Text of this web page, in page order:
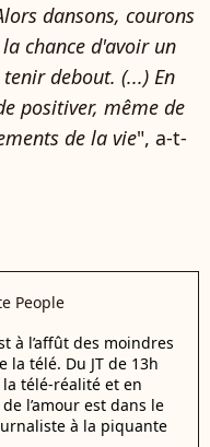
dansons, courons
chance d'avoir un
debout. (...) En
positiver, même de
de la vie", a-t-
People
à l’affût des moindres
la télé. Du JT de 13h
télé-réalité et en
l’amour est dans le
à la piquante